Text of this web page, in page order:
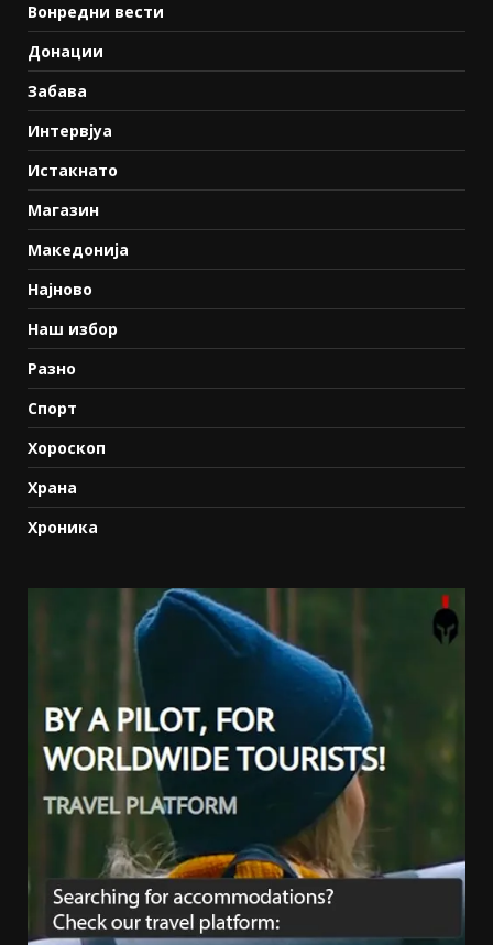
Вонредни вести
Донации
Забава
Интервјуа
Истакнато
Магазин
Македонија
Најново
Наш избор
Разно
Спорт
Хороскоп
Храна
Хроника